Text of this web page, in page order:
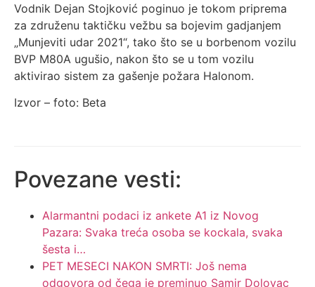
Vodnik Dejan Stojković poginuo je tokom priprema
za združenu taktičku vežbu sa bojevim gadjanjem
„Munjeviti udar 2021“, tako što se u borbenom vozilu
BVP M80A ugušio, nakon što se u tom vozilu
aktivirao sistem za gašenje požara Halonom.
Izvor – foto: Beta
Povezane vesti:
Alarmantni podaci iz ankete A1 iz Novog
Pazara: Svaka treća osoba se kockala, svaka
šesta i…
PET MESECI NAKON SMRTI: Još nema
odgovora od čega je preminuo Samir Dolovac